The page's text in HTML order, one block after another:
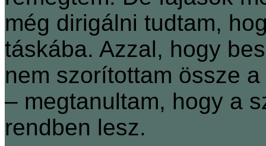
még dirigálni tudtam,
táskába. Azzal, hogy
nem szorítottam össze
– megtanultam, hogy a
rendben lesz.